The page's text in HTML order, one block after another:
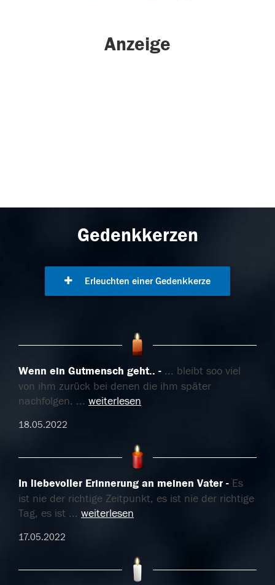
Anzeige
Gedenkkerzen
Erleuchten einer Gedenkkerze
Wenn ein Gutmensch geht..
... bleibt soo viel
von ihm zurück bei denen die ihm später
nachfolgen. ... weiterlesen
18.05.2022
In liebevoller Erinnerung an meinen Vater
Es
ist nie der richtige Zeitpunkt, es ist nie der richtige
Tag, es ist ... weiterlesen
17.05.2022